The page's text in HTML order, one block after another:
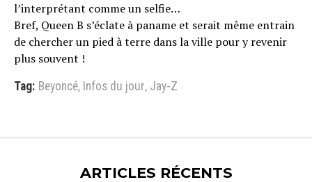
l’interprétant comme un selfie…
Bref, Queen B s’éclate à paname et serait même entrain
de chercher un pied à terre dans la ville pour y revenir
plus souvent !
Tag: Beyoncé, Infos du jour, Jay-Z
ARTICLES RÉCENTS